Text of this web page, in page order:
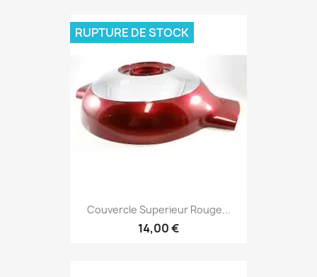
Couvercle Superieur Rouge...
14,00 €
RUPTURE DE STOCK